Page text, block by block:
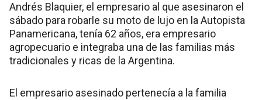
Andrés Blaquier, el empresario al que asesinaron el
sábado para robarle su moto de lujo en la Autopista
Panamericana, tenía 62 años, era empresario
agropecuario e integraba una de las familias más
tradicionales y ricas de la Argentina.
El empresario asesinado pertenecía a la familia